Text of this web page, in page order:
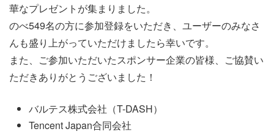
華なプレゼントが集まりました。
のべ549名の方に参加登録をいただき、ユーザーのみなさ
んも盛り上がっていただけましたら幸いです。
また、ご参加いただいたスポンサー企業の皆様、ご協賛い
ただきありがとうございました！
バルテス株式会社（T-DASH）
Tencent Japan合同会社